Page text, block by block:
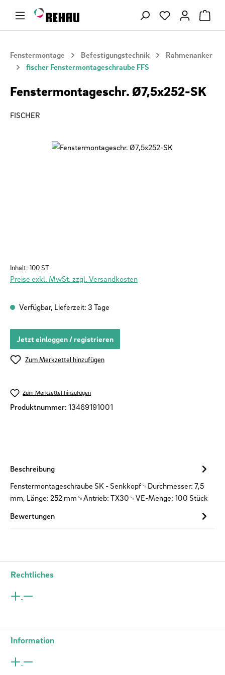
Zum Hauptinhalt springen Du hast 0
Fenstermontage Befestigungstechnik
Rahmenanker
fischer Fenstermontageschraube FFS
Fenstermontageschr. Ø7,5x252-SK
FISCHER
Bildergalerie überspringen
Inhalt:100 ST
Preise exkl. MwSt. zzgl. Versandkosten
Verfügbar, Lieferzeit: 3 Tage
Jetzt einloggen / registrieren
Zum Merkzettel hinzufügen
Zum Merkzettel hinzufügen
Produktnummer: 13469191001
Beschreibung
Fenstermontageschraube SK - Senkkopf␍Durchmesser: 7,5
mm, Länge: 252 mm␍Antrieb: TX30␍VE-Menge: 100 Stück
Bewertungen
Rechtliches
Information